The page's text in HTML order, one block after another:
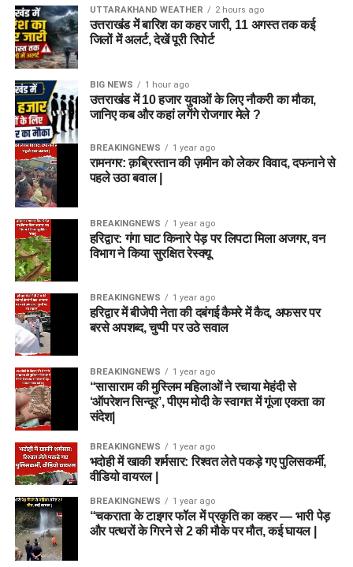
UTTARAKHAND WEATHER 2 hours ago
उत्तराखंड में बारिश का कहर जारी, 11 अगस्त तक कई
जिलों में अलर्ट, देखें पूरी रिपोर्ट
BIG NEWS 1 hour ago
उत्तराखंड में 10 हजार युवाओं के लिए नौकरी का मौका,
जानिए कब और कहां लगेंगे रोजगार मेले ?
BREAKINGNEWS 1 year ago
रामनगर: क़ब्रिस्तान की ज़मीन को लेकर विवाद, दफनाने से
पहले उठा बवाल |
BREAKINGNEWS 1 year ago
हरिद्वार: गंगा घाट किनारे पेड़ पर लिपटा मिला अजगर, वन
विभाग ने किया सुरक्षित रेस्क्यू
BREAKINGNEWS 1 year ago
हरिद्वार में बीजेपी नेता की दबंगई कैमरे में कैद, अफसर पर
बरसे अपशब्द, चुप्पी पर उठे सवाल
BREAKINGNEWS 1 year ago
“सासाराम की मुस्लिम महिलाओं ने रचाया मेहंदी से
‘ऑपरेशन सिन्दूर’, पीएम मोदी के स्वागत में गूंजा एकता का
संदेश|
BREAKINGNEWS 1 year ago
भदोही में खाकी शर्मसार: रिश्वत लेते पकड़े गए पुलिसकर्मी,
वीडियो वायरल |
BREAKINGNEWS 1 year ago
“चकराता के टाइगर फॉल में प्रकृति का कहर — भारी पेड़
और पत्थरों के गिरने से 2 की मौके पर मौत, कई घायल |